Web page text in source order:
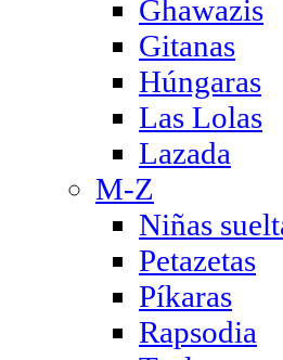
Ghawazis
Gitanas
Húngaras
Las Lolas
Lazada
M-Z
Niñas
Petazetas
Píkaras
Rapsodia